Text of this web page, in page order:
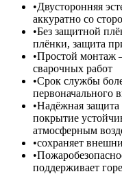
Двусторонняя
аккуратно со
Без защитной
плёнки, защита
Простой монтаж
сварочных работ
Срок службы
первоначального
Надёжная
покрытие
атмосферным
сохраняет
поддерживает